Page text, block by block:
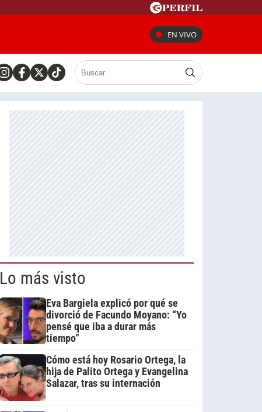
EN VIVO
Lo más visto
Eva Bargiela explicó por qué se
divorció de Facundo Moyano: “Yo
pensé que iba a durar más
tiempo”
Cómo está hoy Rosario Ortega, la
hija de Palito Ortega y Evangelina
Salazar, tras su internación